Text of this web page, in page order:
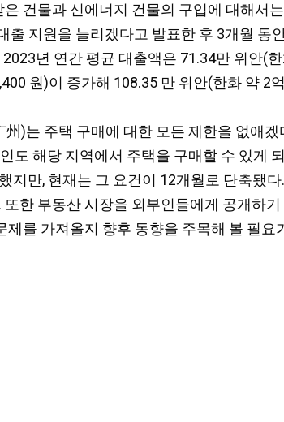
건물과 신에너지 건물의 구입에 대해서
지원을 늘리겠다고 발표한 후 3개월 동
년 연간 평균 대출액은 71.34만 위안(
원)이 증가해 108.35 만 위안(한화 약 2
)는 주택 구매에 대한 모든 제한을 없애
해당 지역에서 주택을 구매할 수 있게
지만, 현재는 그 요건이 12개월로 단축됐다
한 부동산 시장을 외부인들에게 공개하
를 가져올지 향후 동향을 주목해 볼 필요